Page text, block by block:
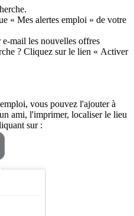
« Mes alertes emploi » de votre
mail les nouvelles offres
? Cliquez sur le lien « Activer
vous pouvez l'ajouter à
ami, l'imprimer, localiser le lieu
sur :